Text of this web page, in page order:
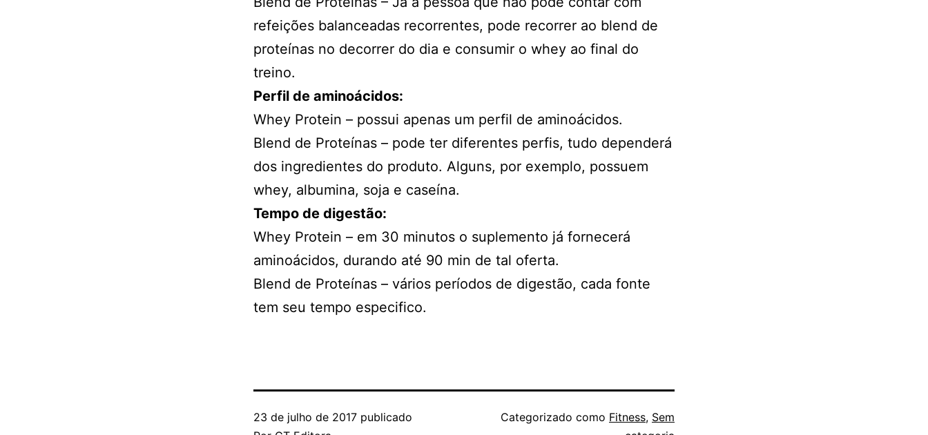
refeições balanceadas recorrentes, pode recorrer ao blend de
proteínas no decorrer do dia e consumir o whey ao final do
treino.
Perfil de aminoácidos:
Whey Protein – possui apenas um perfil de aminoácidos.
Blend de Proteínas – pode ter diferentes perfis, tudo dependerá
dos ingredientes do produto. Alguns, por exemplo, possuem
whey, albumina, soja e caseína.
Tempo de digestão:
Whey Protein – em 30 minutos o suplemento já fornecerá
aminoácidos, durando até 90 min de tal oferta.
Blend de Proteínas – vários períodos de digestão, cada fonte
tem seu tempo especifico.
23 de julho de 2017 publicado
Categorizado como Fitness, Sem